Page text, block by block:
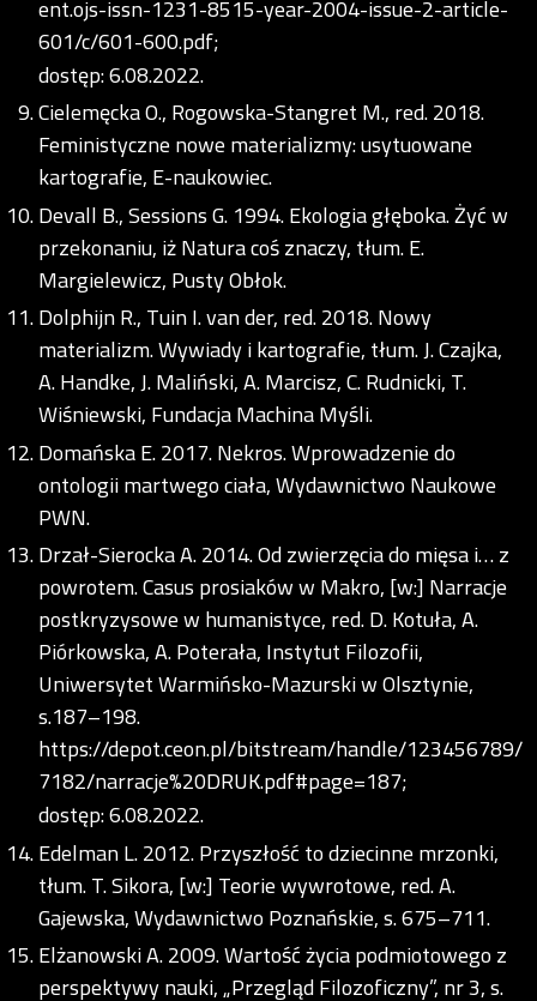
ent.ojs-issn-1231-8515-year-2004-issue-2-article-
601/c/601-600.pdf;
dostęp: 6.08.2022.
Cielemęcka O., Rogowska-Stangret M., red. 2018.
Feministyczne nowe materializmy: usytuowane
kartografie, E-naukowiec.
Devall B., Sessions G. 1994. Ekologia głęboka. Żyć w
przekonaniu, iż Natura coś znaczy, tłum. E.
Margielewicz, Pusty Obłok.
Dolphijn R., Tuin I. van der, red. 2018. Nowy
materializm. Wywiady i kartografie, tłum. J. Czajka,
A. Handke, J. Maliński, A. Marcisz, C. Rudnicki, T.
Wiśniewski, Fundacja Machina Myśli.
Domańska E. 2017. Nekros. Wprowadzenie do
ontologii martwego ciała, Wydawnictwo Naukowe
PWN.
Drzał-Sierocka A. 2014. Od zwierzęcia do mięsa i… z
powrotem. Casus prosiaków w Makro, [w:] Narracje
postkryzysowe w humanistyce, red. D. Kotuła, A.
Piórkowska, A. Poterała, Instytut Filozofii,
Uniwersytet Warmińsko-Mazurski w Olsztynie,
s.187–198.
https://depot.ceon.pl/bitstream/handle/123456789/
7182/narracje%20DRUK.pdf#page=187;
dostęp: 6.08.2022.
Edelman L. 2012. Przyszłość to dziecinne mrzonki,
tłum. T. Sikora, [w:] Teorie wywrotowe, red. A.
Gajewska, Wydawnictwo Poznańskie, s. 675–711.
Elżanowski A. 2009. Wartość życia podmiotowego z
perspektywy nauki, „Przegląd Filozoficzny”, nr 3, s.